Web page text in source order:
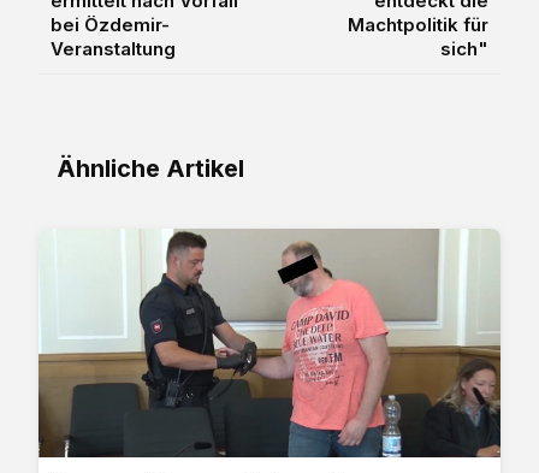
bei Özdemir-
Veranstaltung
Machtpolitik für
sich"
Ähnliche Artikel